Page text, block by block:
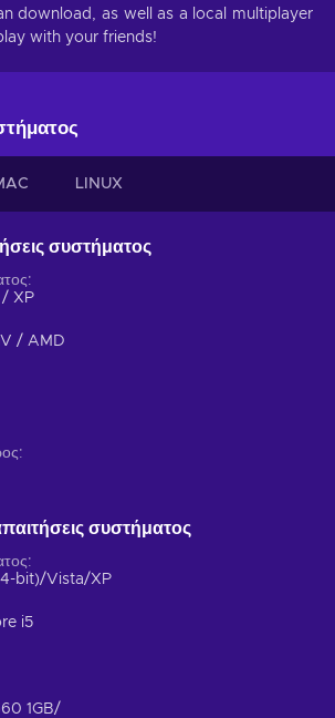
download, as well as a local multiplayer
with your friends!
LINUX
συστήματος
XP
/ AMD
συστήματος
bit)/Vista/XP
i5
1GB/